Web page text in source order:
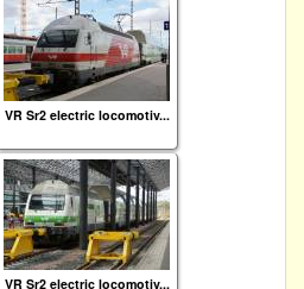
VR Sr2 electric locomotiv...
VR Sr2 electric locomotiv...